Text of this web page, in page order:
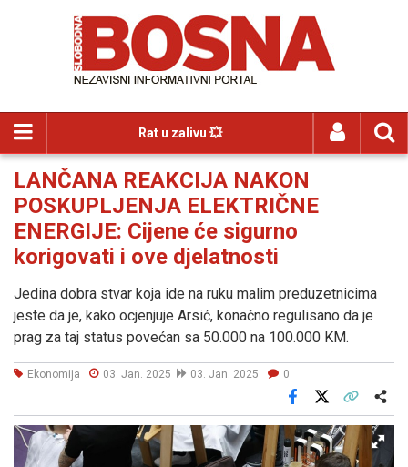
Rat u zalivu 💥
LANČANA REAKCIJA NAKON
POSKUPLJENJA ELEKTRIČNE
ENERGIJE: Cijene će sigurno
korigovati i ove djelatnosti
Jedina dobra stvar koja ide na ruku malim preduzetnicima
jeste da je, kako ocjenjuje Arsić, konačno regulisano da je
prag za taj status povećan sa 50.000 na 100.000 KM.
Ekonomija 03. Jan. 2025 03. Jan. 2025 0
Facebook